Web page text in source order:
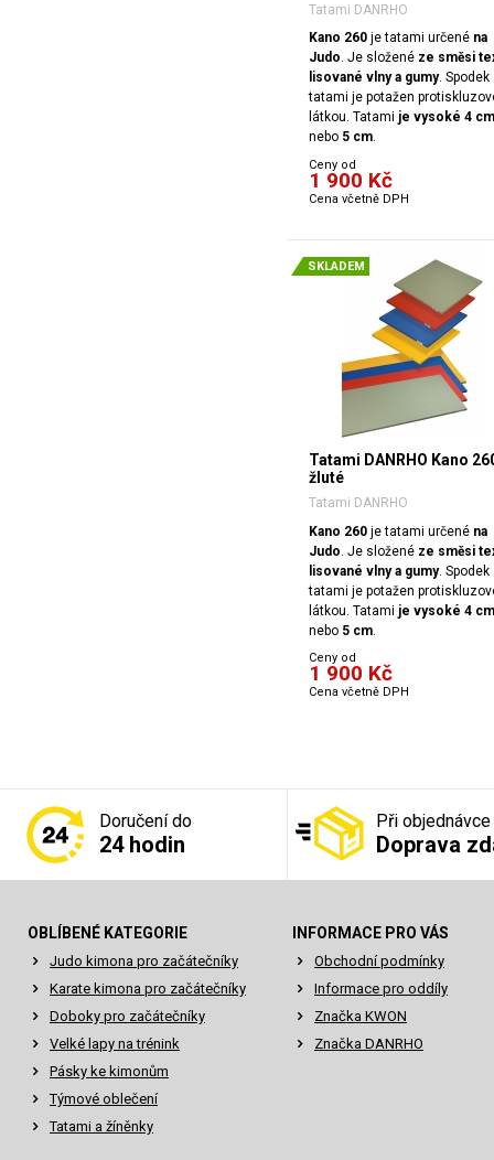
Tatami DANRHO
Kano 260 je tatami určené na
Judo. Je složené ze směsi
lisované vlny a gumy. Spodek
tatami je potažen
látkou. Tatami je vysoké 4 cm
nebo 5 cm.
Ceny od
1 900 Kč
Cena včetně DPH
SKLADEM
Tatami DANRHO Kano
žluté
Tatami DANRHO
Kano 260 je tatami určené na
Judo . Je složené ze směsi
lisované vlny a gumy. Spodek
tatami je potažen
látkou. Tatami je vysoké 4 cm
nebo 5 cm
Ceny od
1 900 Kč
Cena včetně DPH
Doručení do
24 hodin
Při
Doprava
OBLÍBENÉ KATEGORIE
Judo kimona pro začátečníky
Karate kimona pro začátečníky
Doboky pro začátečníky
Velké lapy na trénink
Pásky ke kimonům
Týmové oblečení
Tatami a žíněnky
INFORMACE PRO VÁS
Obchodní podmínky
Informace pro oddíly
Značka KWON
Značka DANRHO